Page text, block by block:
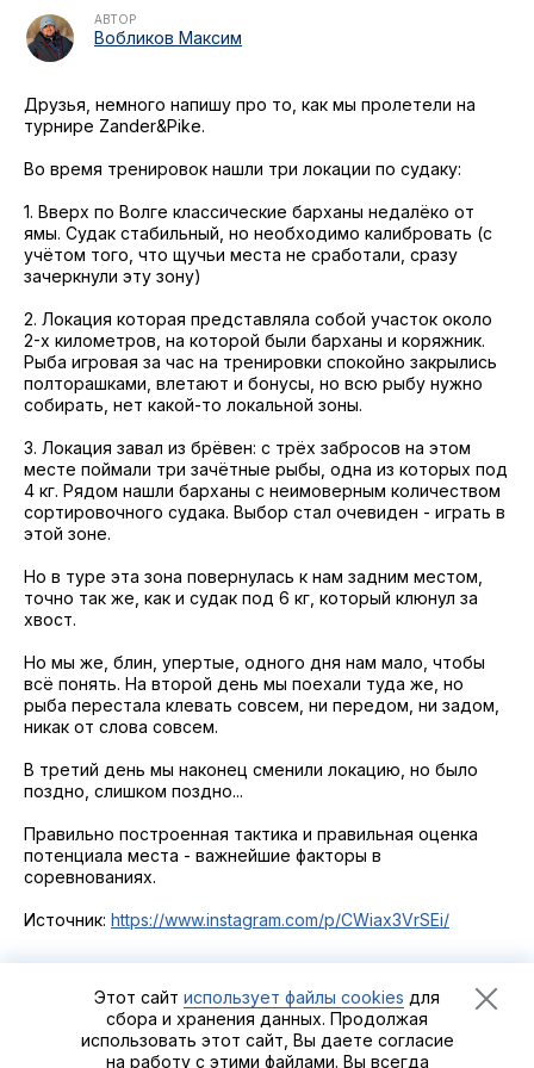
Фото и видео
iOS приложение
Логотипы турнира
Контакты
Турнир White Predator
АВТОР
Вобликов Максим
Друзья, немного напишу про то, как мы пролетели на
турнире Zander&Pike.
Во время тренировок нашли три локации по судаку:
1. Вверх по Волге классические барханы недалёко от
ямы. Судак стабильный, но необходимо калибровать (с
учётом того, что щучьи места не сработали, сразу
зачеркнули эту зону)
2. Локация которая представляла собой участок около
2-х километров, на которой были барханы и коряжник.
Рыба игровая за час на тренировки спокойно закрылись
полторашками, влетают и бонусы, но всю рыбу нужно
собирать, нет какой-то локальной зоны.
3. Локация завал из брёвен: с трёх забросов на этом
месте поймали три зачётные рыбы, одна из которых под
4 кг. Рядом нашли барханы с неимоверным количеством
сортировочного судака. Выбор стал очевиден - играть в
этой зоне.
Но в туре эта зона повернулась к нам задним местом,
точно так же, как и судак под 6 кг, который клюнул за
хвост.
Но мы же, блин, упертые, одного дня нам мало, чтобы
всё понять. На второй день мы поехали туда же, но
рыба перестала клевать совсем, ни передом, ни задом,
никак от слова совсем.
В третий день мы наконец сменили локацию, но было
поздно, слишком поздно...
Правильно построенная тактика и правильная оценка
потенциала места - важнейшие факторы в
соревнованиях.
Источник: https://www.instagram.com/p/CWiax3VrSEi/
Рыболовный турнирZander&Pike ©2021 - 2026Группа
Этот сайт использует файлы cookies для
сбора и хранения данных. Продолжая
использовать этот сайт, Вы даете согласие
на работу с этими файлами. Вы всегда